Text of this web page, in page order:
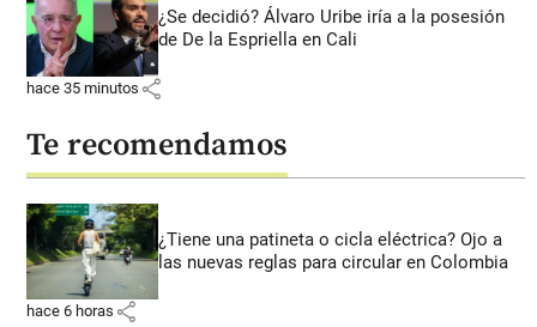
¿Se decidió? Álvaro Uribe iría a la posesión
de De la Espriella en Cali
hace 35 minutos share
Te recomendamos
¿Tiene una patineta o cicla eléctrica? Ojo a
las nuevas reglas para circular en Colombia
hace 6 horas share